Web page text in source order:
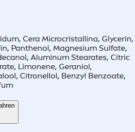
Cera Microcristallina, Glycerin,
Panthenol, Magnesium Sulfate,
Aluminum Stearates, Citric
Limonene, Geraniol,
Citronellol, Benzyl Benzoate,